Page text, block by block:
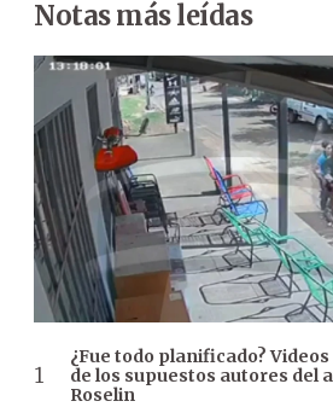
Notas más leídas
¿Fue todo planificado?
de los supuestos autores del
Roselin